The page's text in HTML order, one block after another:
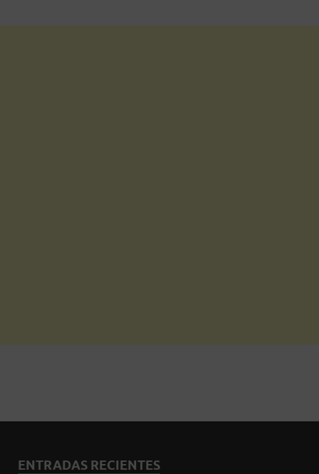
ENTRADAS RECIENTES